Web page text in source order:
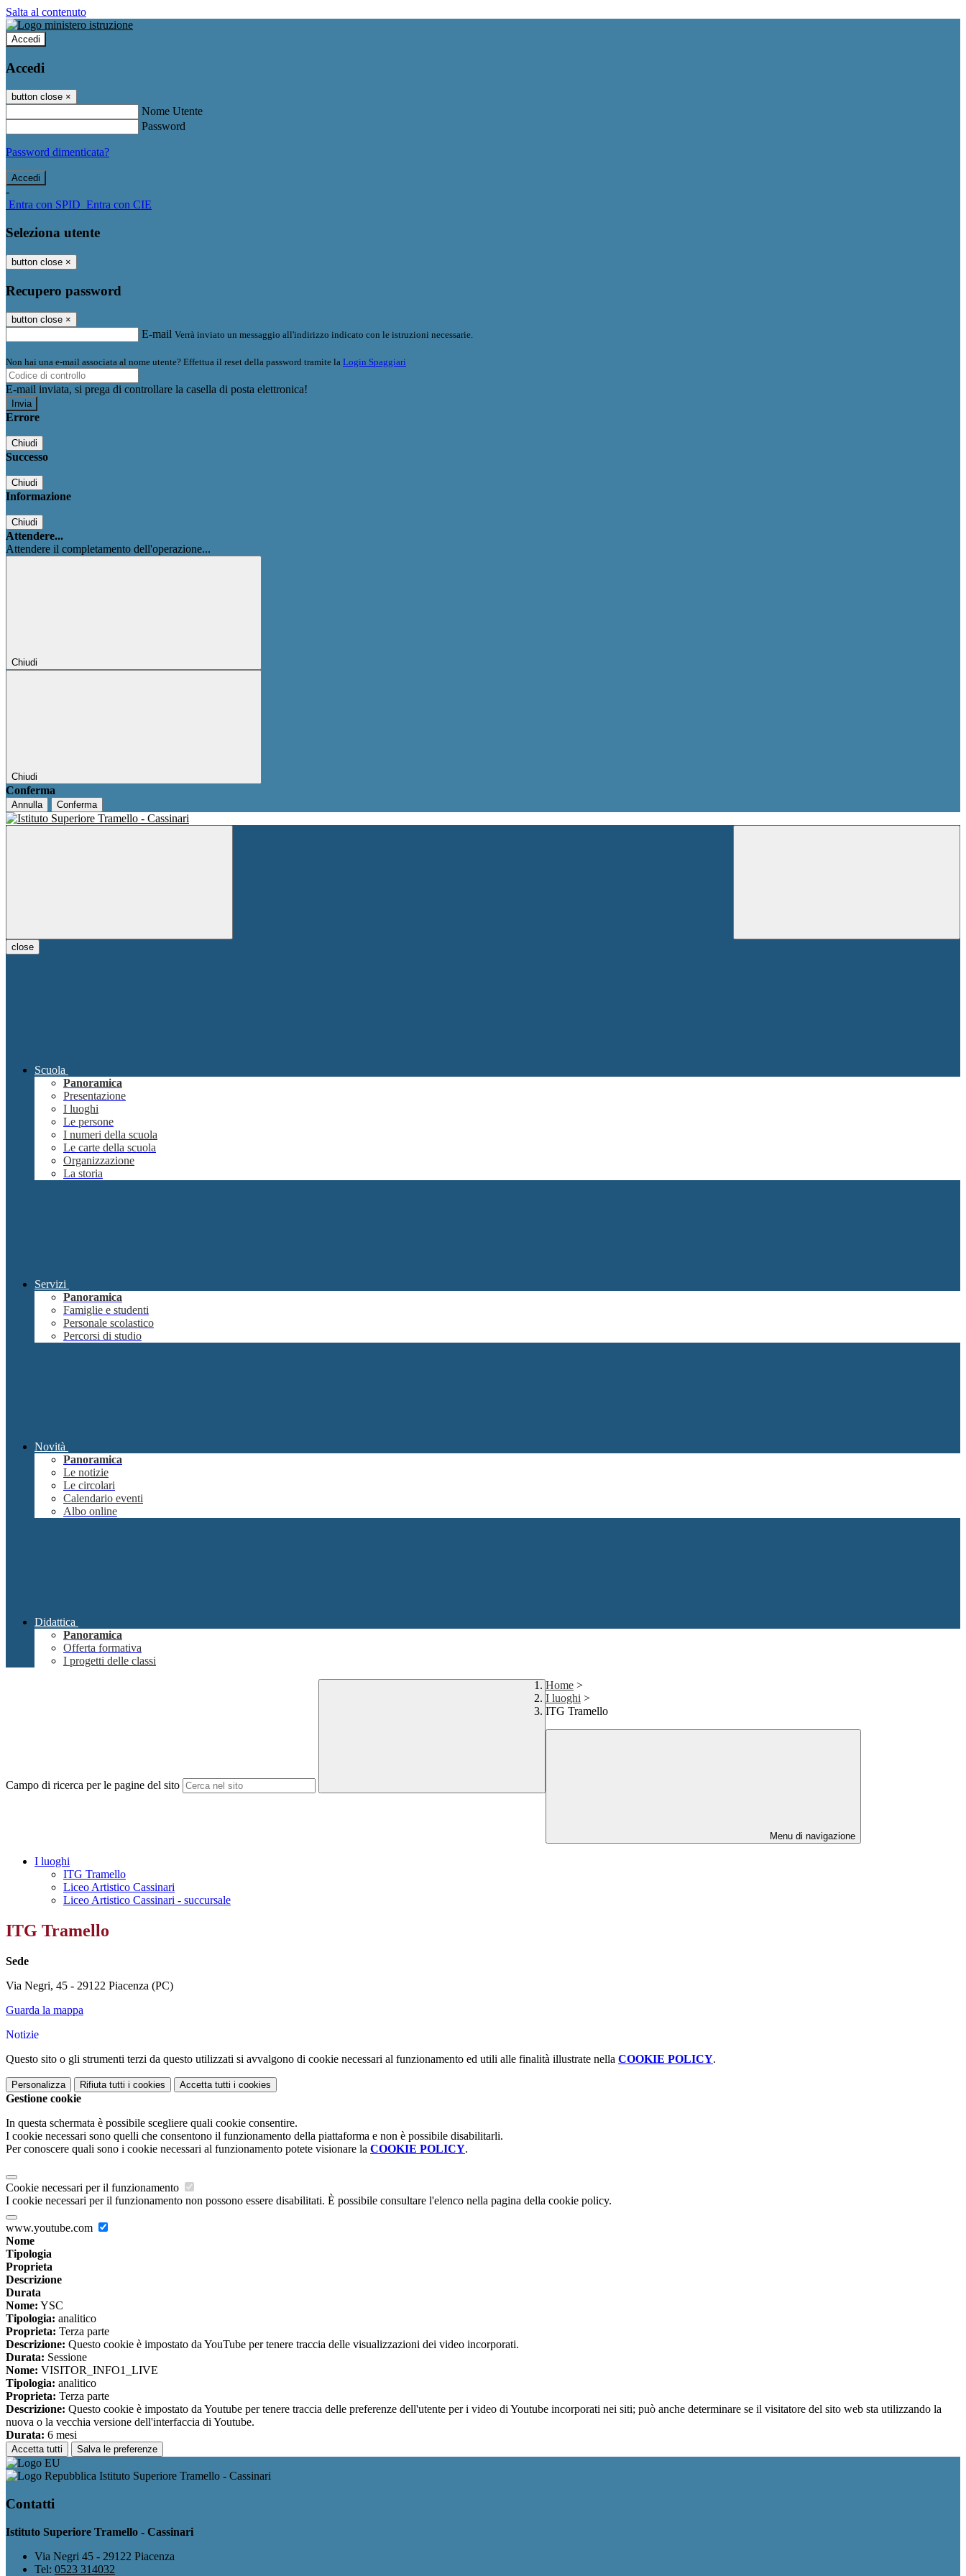
Salta al contenuto
Accedi
Accedi
button close ×
Nome Utente
Password
Password dimenticata?
-
Entra con SPID Entra con CIE
Seleziona utente
button close ×
Recupero password
button close ×
E-mail Verrà inviato un messaggio all'indirizzo indicato con le istruzioni necessarie.
Non hai una e-mail associata al nome utente? Effettua il reset della password tramite la Login Spaggiari
E-mail inviata, si prega di controllare la casella di posta elettronica!
Errore
Chiudi
Successo
Chiudi
Informazione
Chiudi
Attendere...
Attendere il completamento dell'operazione...
Chiudi
Chiudi
Conferma
Annulla Conferma
close
Scuola
Panoramica
Presentazione
I luoghi
Le persone
I numeri della scuola
Le carte della scuola
Organizzazione
La storia
Servizi
Panoramica
Famiglie e studenti
Personale scolastico
Percorsi di studio
Novità
Panoramica
Le notizie
Le circolari
Calendario eventi
Albo online
Didattica
Panoramica
Offerta formativa
I progetti delle classi
Campo di ricerca per le pagine del sito
Home >
I luoghi >
ITG Tramello
Menu di navigazione
I luoghi
ITG Tramello
Liceo Artistico Cassinari
Liceo Artistico Cassinari - succursale
ITG Tramello
Sede
Via Negri, 45 - 29122 Piacenza (PC)
Guarda la mappa
Notizie
Questo sito o gli strumenti terzi da questo utilizzati si avvalgono di cookie necessari al funzionamento ed utili alle finalità illustrate nella COOKIE POLICY.
Personalizza Rifiuta tutti i cookies Accetta tutti i cookies
Gestione cookie
In questa schermata è possibile scegliere quali cookie consentire.
I cookie necessari sono quelli che consentono il funzionamento della piattaforma e non è possibile disabilitarli.
Per conoscere quali sono i cookie necessari al funzionamento potete visionare la COOKIE POLICY.
Cookie necessari per il funzionamento
I cookie necessari per il funzionamento non possono essere disabilitati. È possibile consultare l'elenco nella pagina della cookie policy.
www.youtube.com
Nome
Tipologia
Proprieta
Descrizione
Durata
Nome: YSC
Tipologia: analitico
Proprieta: Terza parte
Descrizione: Questo cookie è impostato da YouTube per tenere traccia delle visualizzazioni dei video incorporati.
Durata: Sessione
Nome: VISITOR_INFO1_LIVE
Tipologia: analitico
Proprieta: Terza parte
Descrizione: Questo cookie è impostato da Youtube per tenere traccia delle preferenze dell'utente per i video di Youtube incorporati nei siti; può anche determinare se il visitatore del sito web sta utilizzando la
nuova o la vecchia versione dell'interfaccia di Youtube.
Durata: 6 mesi
Accetta tutti Salva le preferenze
Istituto Superiore Tramello - Cassinari
Contatti
Istituto Superiore Tramello - Cassinari
Via Negri 45 - 29122 Piacenza
Tel: 0523 314032